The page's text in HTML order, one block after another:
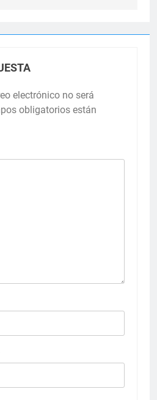
electrónico no será
obligatorios están